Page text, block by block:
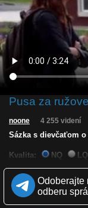
Pusa za
noone 4 255 videní
Sázka s dievčaťom
Kvalita: NQ
LQ
Zverejnené:
Páči sa: 33% (3
Obľúbené: 0
Komentárov: 1
Dľžka: 3:24
Odoberajte
odberu